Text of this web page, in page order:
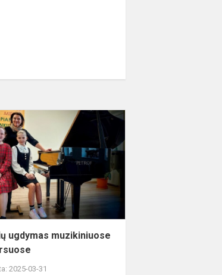
ugdymas muzikiniuose
2025-03-31